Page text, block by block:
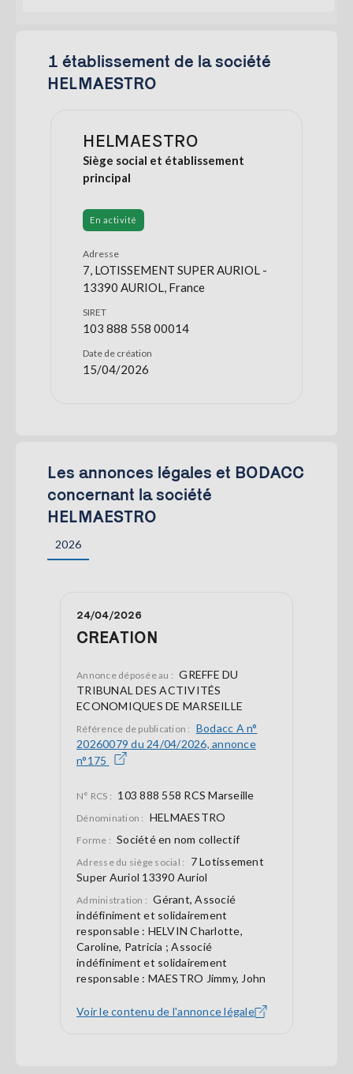
1 établissement de la société
HELMAESTRO
HELMAESTRO
Siège social et établissement
principal
En activité
Adresse
7, LOTISSEMENT SUPER AURIOL -
13390 AURIOL, France
SIRET
103 888 558 00014
Date de création
15/04/2026
Les annonces légales et BODACC
concernant la société
HELMAESTRO
2026
24/04/2026
CREATION
Annonce déposée au : GREFFE DU
TRIBUNAL DES ACTIVITÉS
ECONOMIQUES DE MARSEILLE
Référence de publication : Bodacc A n°
20260079 du 24/04/2026, annonce
n°175
N° RCS : 103 888 558 RCS Marseille
Dénomination : HELMAESTRO
Forme : Société en nom collectif
Adresse du siège social :
7 Lotissement
Super Auriol 13390 Auriol
Administration : Gérant, Associé
indéfiniment et solidairement
responsable : HELVIN Charlotte,
Caroline, Patricia ; Associé
indéfiniment et solidairement
responsable : MAESTRO Jimmy, John
Voir le contenu de l'annonce légale